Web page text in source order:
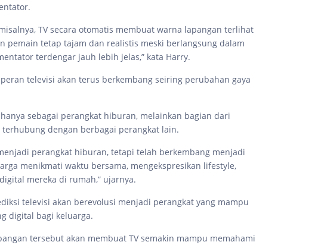
TV secara otomatis membuat warna lapangan terlihat
pemain tetap tajam dan realistis meski berlangsung dalam
terdengar jauh lebih jelas,” kata Harry.
televisi akan terus berkembang seiring perubahan gaya
sebagai perangkat hiburan, melainkan bagian dari
dengan berbagai perangkat lain.
perangkat hiburan, tetapi telah berkembang menjadi
menikmati waktu bersama, mengekspresikan lifestyle,
mereka di rumah,” ujarnya.
televisi akan berevolusi menjadi perangkat yang mampu
digital bagi keluarga.
tersebut akan membuat TV semakin mampu memahami